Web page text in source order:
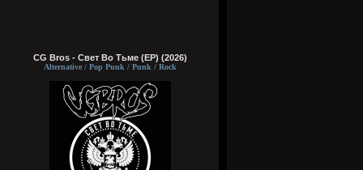
CG Bros - Свет Во Тьме (EP) (2026)
Alternative / Pop Punk / Punk / Rock